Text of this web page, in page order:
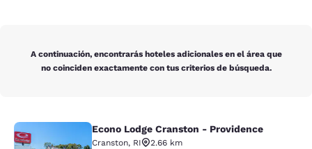
A continuación, encontrarás hoteles adicionales en el área que
no coinciden exactamente con tus criterios de búsqueda.
Econo Lodge Cranston - Providence
Econo Lodge Cranston - Providence
Cranston, RI
2.66 km